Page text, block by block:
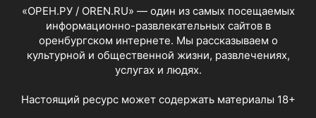
«ОРЕН.РУ / OREN.RU» — один из самых посещаемых
информационно-развлекательных сайтов в
оренбургском интернете. Мы рассказываем о
культурной и общественной жизни, развлечениях,
услугах и людях.
Настоящий ресурс может содержать материалы 18+